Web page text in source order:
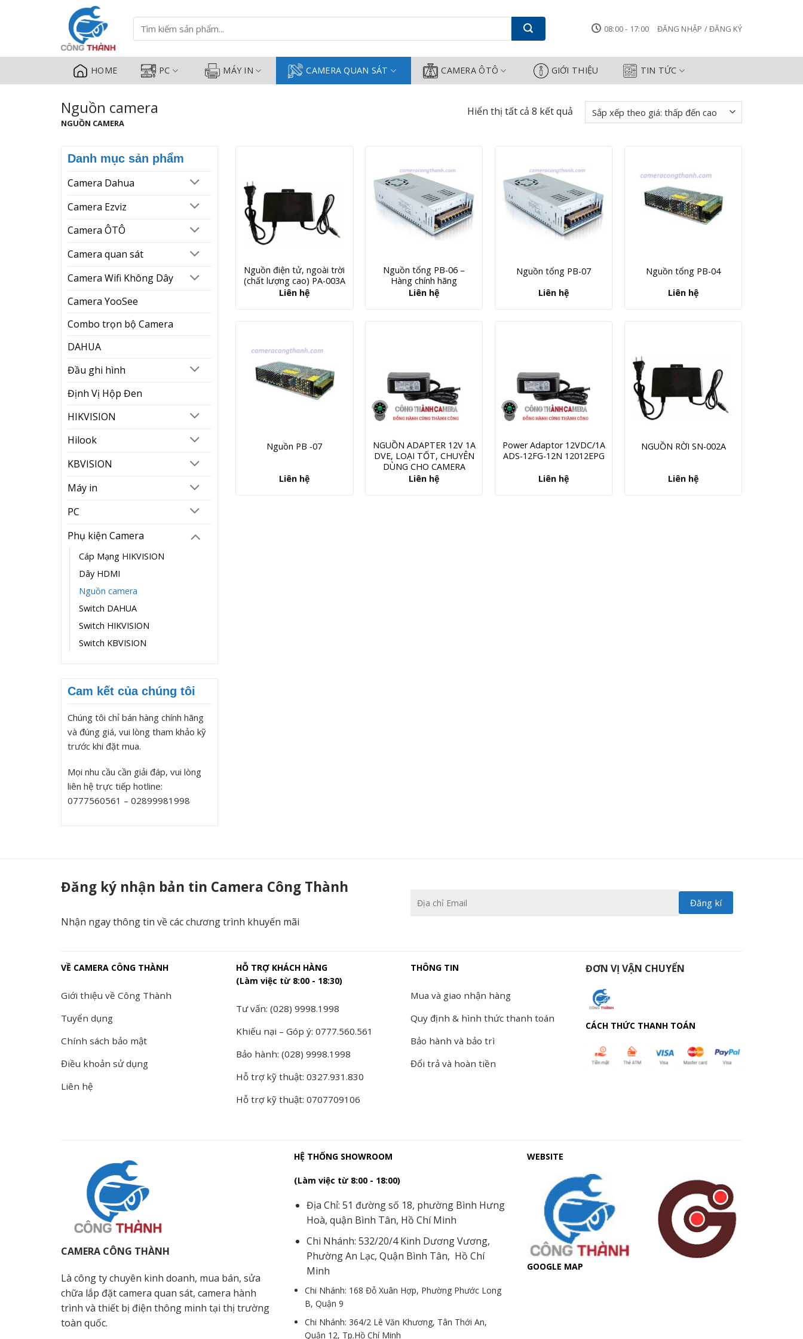
Nguồn camera - Camera Công Thành
kiếm:
08:00 - 17:00 ĐĂNG NHẬP / ĐĂNG KÝ
HOME PC MÁY IN CAMERA QUAN SÁT CAMERA ÔTÔ GIỚI THIỆU TIN TỨC
Nguồn camera
NGUỒN CAMERA
Hiển thị tất cả 8 kết quảĐã
sắp
giá:
thấp
đến
cao
Danh mục sản phẩm
Camera Dahua
Camera Ezviz
Camera ÔTÔ
Camera quan sát
Camera Wifi Không Dây
Camera YooSee
Combo trọn bộ Camera
DAHUA
Đầu ghi hình
Định Vị Hộp Đen
HIKVISION
Hilook
KBVISION
Máy in
PC
Phụ kiện Camera
Cáp Mạng HIKVISION
Dây HDMI
Nguồn camera
Switch DAHUA
Switch HIKVISION
Switch KBVISION
Cam kết của chúng tôi
Chúng tôi chỉ bán hàng chính hãng
và đúng giá, vui lòng tham khảo kỹ
trước khi đặt mua.
Mọi nhu cầu cần giải đáp, vui lòng
liên hệ trực tiếp hotline:
0777560561 – 02899981998
Nguồn điện tử, ngoài trời
(chất lượng cao) PA-003A
Liên hệ
Nguồn tổng PB-06 –
Hàng chính hãng
Liên hệ
Nguồn tổng PB-07
Liên hệ
Nguồn tổng PB-04
Liên hệ
Nguồn PB -07
Liên hệ
NGUỒN ADAPTER 12V 1A
DVE, LOẠI TỐT, CHUYÊN
DÙNG CHO CAMERA
Liên hệ
Power Adaptor 12VDC/1A
ADS-12FG-12N 12012EPG
Liên hệ
NGUỒN RỜI SN-002A
Liên hệ
Đăng ký nhận bản tin Camera Công Thành
Nhận ngay thông tin về các chương trình khuyến mãi
VỀ CAMERA CÔNG THÀNH
Giới thiệu về Công Thành
Tuyển dụng
Chính sách bảo mật
Điều khoản sử dụng
Liên hệ
HỖ TRỢ KHÁCH HÀNG
(Làm việc từ 8:00 - 18:30)
Tư vấn: (028) 9998.1998
Khiếu nại – Góp ý: 0777.560.561
Bảo hành: (028) 9998.1998
Hỗ trợ kỹ thuật: 0327.931.830
Hỗ trợ kỹ thuật: 0707709106
THÔNG TIN
Mua và giao nhận hàng
Quy định & hình thức thanh toán
Bảo hành và bảo trì
Đổi trả và hoàn tiền
ĐƠN VỊ VẬN CHUYỂN
CÁCH THỨC THANH TOÁN
CAMERA CÔNG THÀNH
Là công ty chuyên kinh doanh, mua bán, sửa
chữa lắp đặt camera quan sát, camera hành
trình và thiết bị điện thông minh tại thị trường
toàn quốc.
HỆ THỐNG SHOWROOM
(Làm việc từ 8:00 - 18:00)
Địa Chỉ: 51 đường số 18, phường Bình Hưng
Hoà, quận Bình Tân, Hồ Chí Minh
Chi Nhánh: 532/20/4 Kinh Dương Vương,
Phường An Lạc, Quận Bình Tân, Hồ Chí
Minh
Chi Nhánh: 168 Đỗ Xuân Hợp, Phường Phước Long
B, Quận 9
Chi Nhánh: 364/2 Lê Văn Khương, Tân Thới An,
Quận 12, Tp.Hồ Chí Minh
WEBSITE
GOOGLE MAP